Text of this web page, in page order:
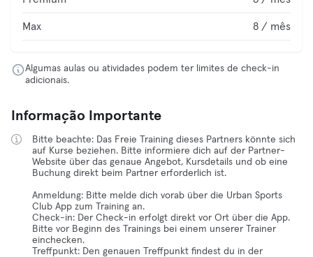
Max 8 / mês
Algumas aulas ou atividades podem ter limites de check-in
adicionais.
Informação Importante
Bitte beachte: Das Freie Training dieses Partners könnte sich
auf Kurse beziehen. Bitte informiere dich auf der Partner-
Website über das genaue Angebot, Kursdetails und ob eine
Buchung direkt beim Partner erforderlich ist.
Anmeldung: Bitte melde dich vorab über die Urban Sports
Club App zum Training an.
Check-in: Der Check-in erfolgt direkt vor Ort über die App.
Bitte vor Beginn des Trainings bei einem unserer Trainer
einchecken.
Treffpunkt: Den genauen Treffpunkt findest du in der